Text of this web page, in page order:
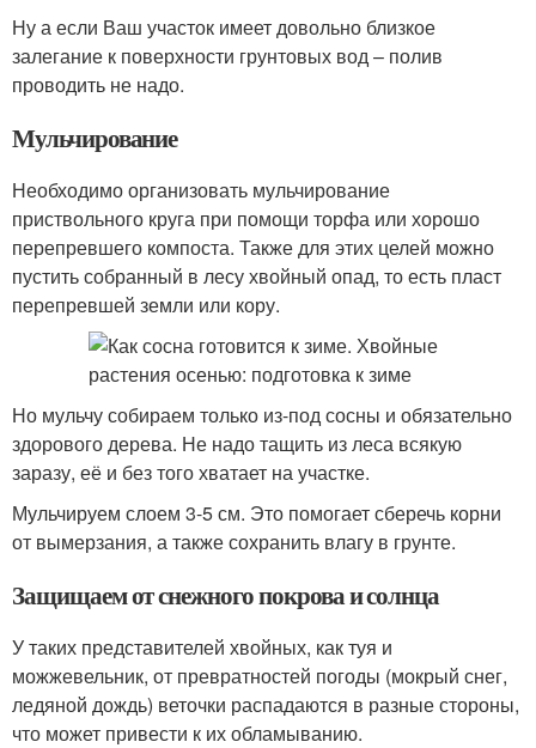
Ну а если Ваш участок имеет довольно близкое
залегание к поверхности грунтовых вод – полив
проводить не надо.
Мульчирование
Необходимо организовать мульчирование
приствольного круга при помощи торфа или хорошо
перепревшего компоста. Также для этих целей можно
пустить собранный в лесу хвойный опад, то есть пласт
перепревшей земли или кору.
Но мульчу собираем только из-под сосны и обязательно
здорового дерева. Не надо тащить из леса всякую
заразу, её и без того хватает на участке.
Мульчируем слоем 3-5 см. Это помогает сберечь корни
от вымерзания, а также сохранить влагу в грунте.
Защищаем от снежного покрова и солнца
У таких представителей хвойных, как туя и
можжевельник, от превратностей погоды (мокрый снег,
ледяной дождь) веточки распадаются в разные стороны,
что может привести к их обламыванию.